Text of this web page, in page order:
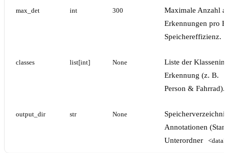
max_det int 300
Maximale Anzahl
Erkennungen pro
Speichereffizienz.
classes list[int] None
Liste der
Erkennung (z. B.
Person & Fahrrad).
output_dir str None
Annotationen
Unterordner